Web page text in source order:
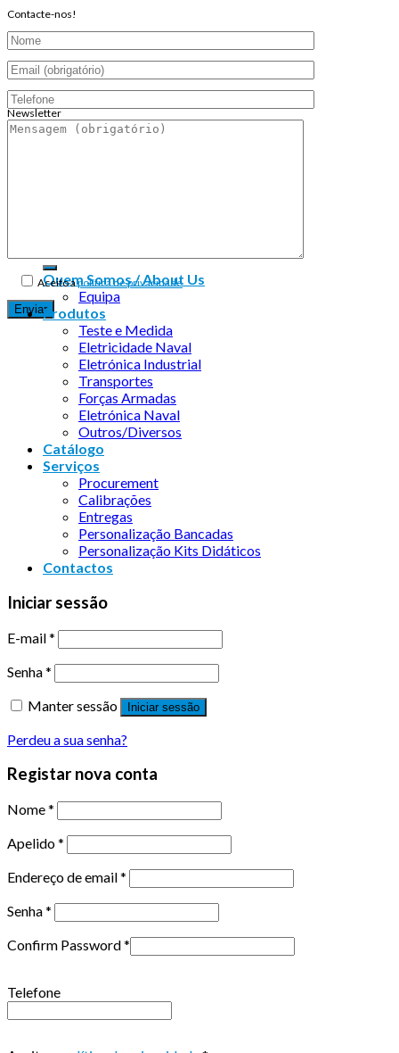
Contacte-nos!
Aceito apolítica de privacidade
Newsletter
Endereço de email:
Quem Somos / About Us
Equipa
Produtos
Teste e Medida
Eletricidade Naval
Eletrónica Industrial
Transportes
Forças Armadas
Eletrónica Naval
Outros/Diversos
Catálogo
Serviços
Procurement
Calibrações
Entregas
Personalização Bancadas
Personalização Kits Didáticos
Contactos
Iniciar sessão
E-mail*
Senha*
Manter sessão
Iniciar sessão
Perdeu a sua senha?
Registar nova conta
Nome*
Apelido*
Endereço de email*
Senha*
Confirm Password*
Telefone